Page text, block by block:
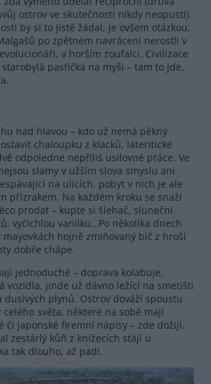
ostrov ve skutečnosti nikdy neopustí).
by si to jistě žádal, je ovšem otázkou,
po zpětném navrácení nerostli v
v horším zoufalci. Civilizace
pastička na myši – tam to jde,
nad hlavou – kdo už nemá pěkný
chaloupku z klacků, lateritické
odpoledne nepříliš usilovné práce. Ve
slamy v užším slova smyslu ani
na ulicích, pobyt v nich je ale
přízrakem. Na každém kroku se snaží
prodat – kupte si šlehač, sluneční
vyčichlou vanilku…Po několika dnech
hojně zmiňovaný bič z hroší
dobře chápe.
jednoduché – doprava kolabuje,
vozidla, jinde už dávno ležící na smetišti
plynů. Ostrov dováží spoustu
celého světa, některé na sobě mají
či japonské firemní nápisy – zde dožijí,
zestárlý kůň z knížecích stájí u
tak dlouho, až padl.